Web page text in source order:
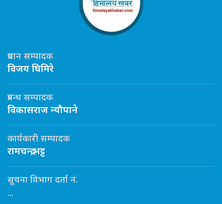
प्रधान सम्पादक
विजय घिमिरे
प्रबन्ध सम्पादक
विकासराज न्यौपाने
कार्यकारी सम्पादक
रामचन्द्र भट्ट
सूचना विभाग दर्ता नं.
...